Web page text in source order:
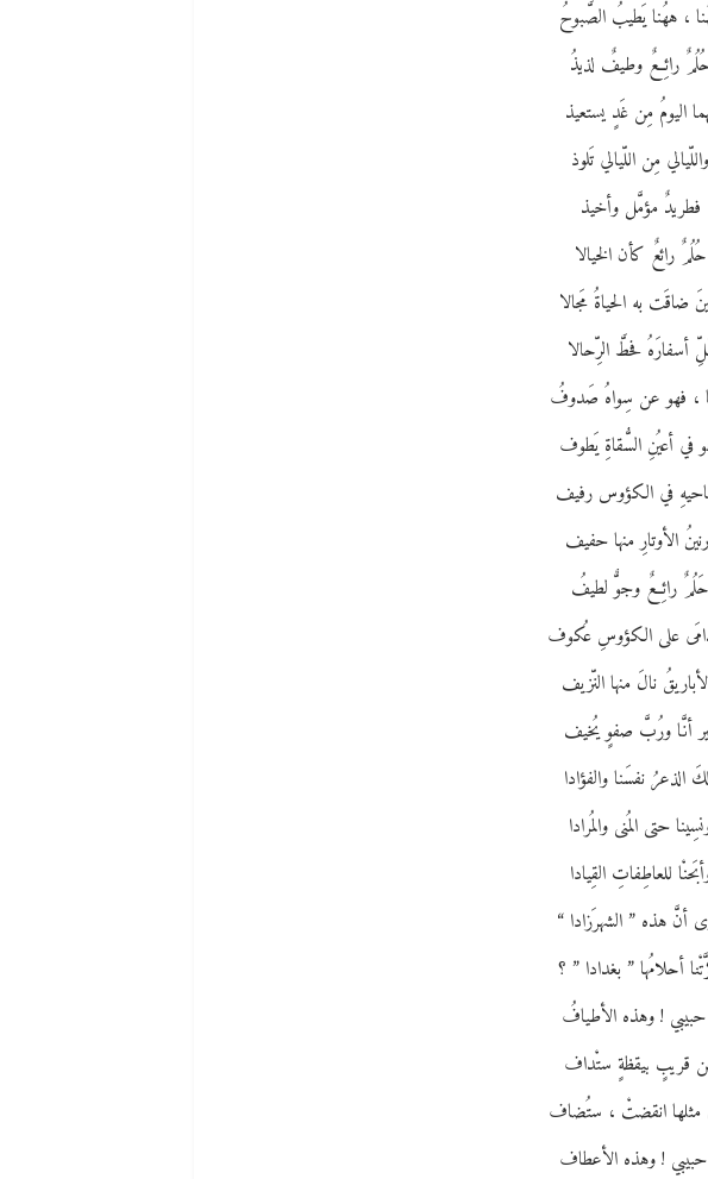
، ههُنا يَطيبُ الصَّبوحُ
رائِعٌ وطيفٌ لذيذُ
اليومُ مِن غَدٍ يستعيذ
واللّيالي مِن اللّيالي تَلوذ
فطريدٌ مؤمَّل وأخيذ
حُلُمٌ رائعٌ كأن الخيالا
ضاقَت به الحياةُ مَجالا
أسفارَهُ فحطَّ الرِّحالا
، فهو عن سِواهُ صَدوفُ
في أعيُنِ السُّقاةِ يَطوف
في الكؤوس رفيف
الأوتارِ منها حفيف
حَلُمٌ رائِعٌ وجوٌّ لطيفُ
على الكؤوسِ عُكوف
نالَ منها النّزيف
أنَّا ورُبَّ صفوٍ يُخيف
الذعرُ نفسَنا والفؤادا
حتى المُنى والمُرادا
للعاطِفاتِ القِيادا
أنَّ هذه ” الشهرَزادا “
أحلامُها ” بغدادا ” ؟
حبيبي ! وهذه الأطيافُ
قريبٍ بيقظةٍ ستْداف
مثلها انقضتْ ، ستُضاف
حبيبي ! وهذه الأعطاف